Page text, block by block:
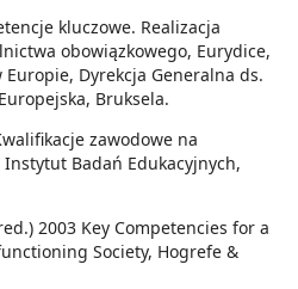
kluczowe. Realizacja
obowiązkowego, Eurydice,
Dyrekcja Generalna ds.
Bruksela.
zawodowe na
Badań Edukacyjnych,
2003 Key Competencies for a
Society, Hogrefe &